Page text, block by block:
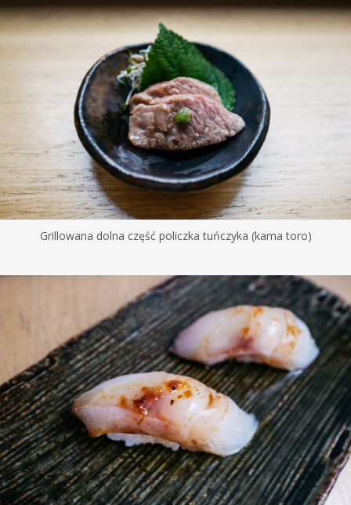
Grillowana dolna część policzka tuńczyka (kama toro)